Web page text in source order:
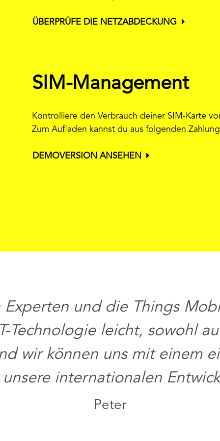
ÜBERPRÜFE DIE NETZABDECKUNG
SIM-Management
Kontrolliere den Verbrauch deiner SIM-Karte
Zum Aufladen kannst du aus folgenden
DEMOVERSION ANSEHEN
Experten und die Things
Technologie leicht, sowohl
wir können uns mit einem
internationalen
Peter